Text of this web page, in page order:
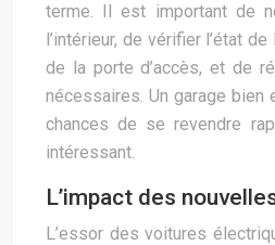
terme. Il est important de
l’intérieur, de vérifier l’état
de la porte d’accès, et de
nécessaires. Un garage bien
chances de se revendre
intéressant.
L’impact des
L’essor des voitures